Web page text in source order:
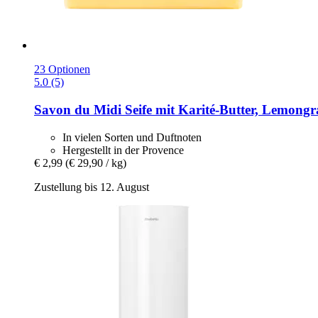
23 Optionen
5.0 (5)
Savon du Midi Seife mit Karité-​Butter,
In vielen Sorten und Duftnoten
Hergestellt in der Provence
€ 2,99 (€ 29,90 / kg)
Zustellung bis 12. August